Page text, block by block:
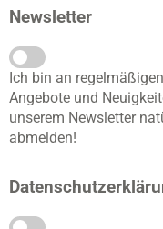
Newsletter
Ich bin an
Angebote und
unserem Newsletter
abmelden!